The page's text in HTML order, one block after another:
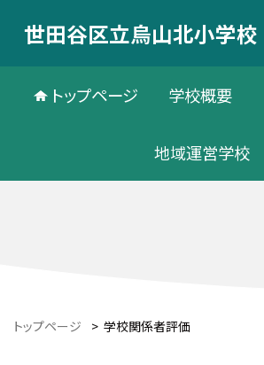
世田谷区立烏山北小学校
トップページ 学校概要
地域運営学校
トップページ > 学校関係者評価